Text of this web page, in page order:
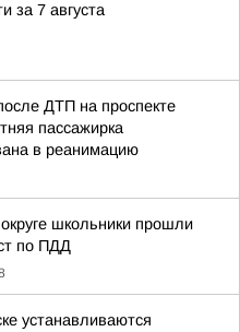
за 7 августа
ДТП на проспекте
пассажирка
в реанимацию
школьники прошли
по ПДД
устанавливаются